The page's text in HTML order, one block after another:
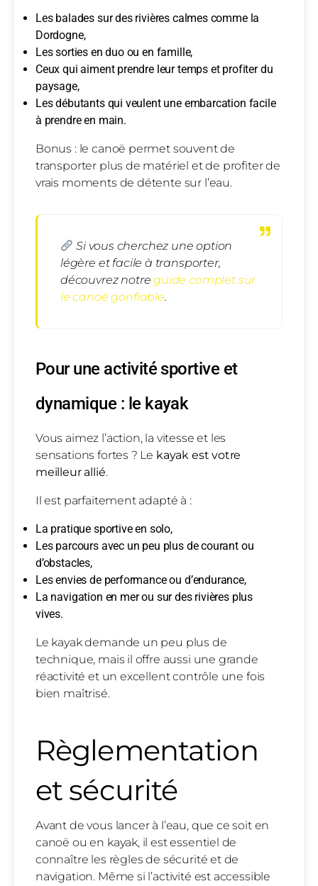
Les balades sur des rivières calmes comme la
Dordogne,
Les sorties en duo ou en famille,
Ceux qui aiment prendre leur temps et profiter du
paysage,
Les débutants qui veulent une embarcation facile
à prendre en main.
Bonus : le canoë permet souvent de
transporter plus de matériel et de profiter de
vrais moments de détente sur l’eau.
Si vous cherchez une option
légère et facile à transporter,
découvrez notreguide complet sur
le canoë gonflable.
Pour une activité sportive et
dynamique : le kayak
Vous aimez l’action, la vitesse et les
sensations fortes ? Le kayak est votre
meilleur allié.
Il est parfaitement adapté à :
La pratique sportive en solo,
Les parcours avec un peu plus de courant ou
d’obstacles,
Les envies de performance ou d’endurance,
La navigation en mer ou sur des rivières plus
vives.
Le kayak demande un peu plus de
technique, mais il offre aussi une grande
réactivité et un excellent contrôle une fois
bien maîtrisé.
Règlementation
et sécurité
Avant de vous lancer à l’eau, que ce soit en
canoë ou en kayak, il est essentiel de
connaître les règles de sécurité et de
navigation. Même si l’activité est accessible